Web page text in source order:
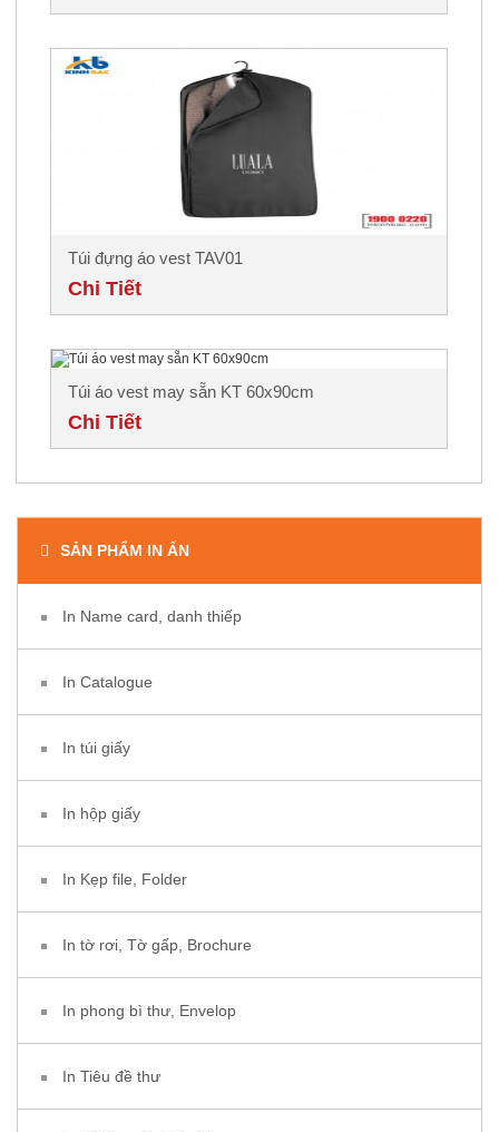
Túi đựng áo vest TAV01
Chi Tiết
Túi áo vest may sẵn KT 60x90cm
Chi Tiết
SẢN PHẨM IN ẤN
In Name card, danh thiếp
In Catalogue
In túi giấy
In hộp giấy
In Kẹp file, Folder
In tờ rơi, Tờ gấp, Brochure
In phong bì thư, Envelop
In Tiêu đề thư